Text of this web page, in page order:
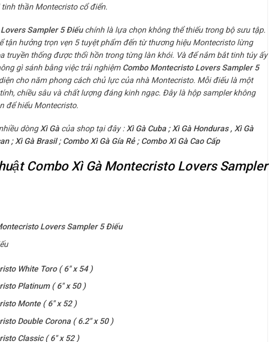
thần Montecristo cổ điển.
Sampler 5 Điếu chính là lựa chọn không thể thiếu trong bộ sưu tập.
tận hưởng trọn vẹn 5 tuyệt phẩm đến từ thương hiệu Montecristo lừng
truyền thống được thổi hồn trong từng làn khói. Và để nắm bắt tinh túy ấy
gì sánh bằng việc trải nghiệm Combo Montecristo Lovers Sampler 5
cho năm phong cách chủ lực của nhà Montecristo. Mỗi điếu là một
chiều sâu và chất lượng đáng kinh ngạc. Đây là hộp sampler không
để hiểu Montecristo.
dòngXì Gàcủa shop tại đây :Xì Gà Cuba;Xì Gà Honduras, Xì Gà
;Xì Gà Brasil; Combo Xì Gà Gía Rẻ; Combo Xì Gà Cao Cấp
Combo Xì Gà Montecristo Lovers Sampler
Lovers Sampler 5 Điếu
White Toro ( 6″ x 54 )
Platinum ( 6″ x 50 )
Monte ( 6″ x 52 )
Double Corona ( 6.2″ x 50 )
Classic ( 6″ x 52 )